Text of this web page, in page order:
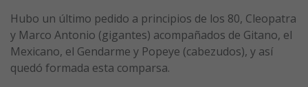
Hubo un último pedido a principios de los 80, Cleopatra
y Marco Antonio (gigantes) acompañados de Gitano, el
Mexicano, el Gendarme y Popeye (cabezudos), y así
quedó formada esta comparsa.